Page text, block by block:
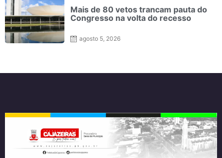
Mais de 80 vetos trancam pauta do
Congresso na volta do recesso
agosto 5, 2026